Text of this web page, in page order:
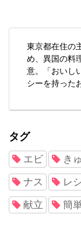
東京都在住の
め、異国の料
意。「おいし
シーを持った
タグ
エビ き
ナス レ
献立 簡